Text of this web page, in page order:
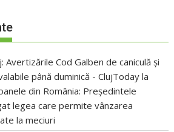
Avertizările Cod Galben de caniculă și
până duminică - ClujToday la
din România: Președintele
legea care permite vânzarea
la meciuri